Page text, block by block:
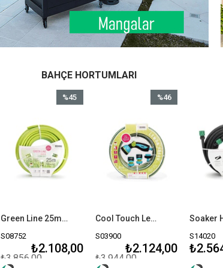
BAHÇE HORTUMLARI
Green Line 25m Hortum 19mm (3/4")
S08752
₺2.108,00
₺3.856,00
%45
%45İndirim
Cool Touch Lemon Fresh 25m Hortum Seti 13mm (1/2")
S03900
₺2.124,00
₺3.944,00
%46
%46İndirim
S14020